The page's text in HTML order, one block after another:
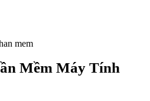
Mềm Máy Tính